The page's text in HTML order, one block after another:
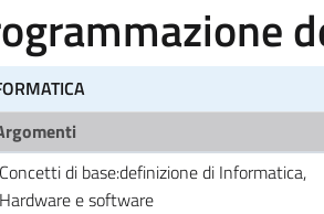
Concetti di base:definizione di Informatica,
Hardware e software